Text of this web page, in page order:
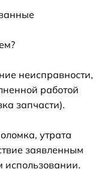
неисправности,
работой
запчасти).
утрата
заявленным
использовании.